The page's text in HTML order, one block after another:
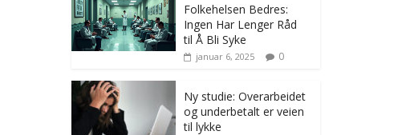
Folkehelsen Bedres:
Ingen Har Lenger Råd
til Å Bli Syke
januar 6, 2025 0
Ny studie: Overarbeidet
og underbetalt er veien
til lykke